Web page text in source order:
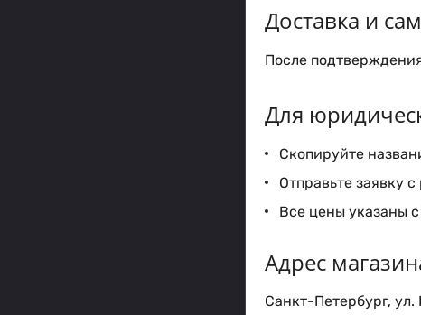
Доставка и
После
Для
Скопируйте
Отправьте заявку
Все цены указаны
Адрес
Санкт-Петербург, ул.